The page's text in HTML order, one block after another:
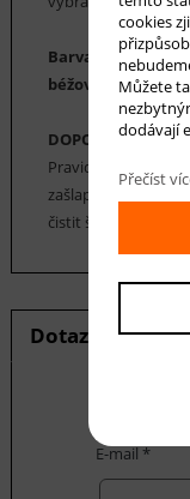
Barva koberce:
béžová, světle
DOPORUČENÁ
Pravidelné
zašlapání do
čistit
Dotaz na
E-mail *
cookies
Můžete
dodávají
Přečíst